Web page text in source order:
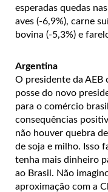
esperadas quedas
aves (-6,9%), carne
bovina (-5,3%) e
Argentina
O presidente da AEB
posse do novo
para o comércio
consequências
não houver quebra
de soja e milho. Isso
tenha mais dinheiro
ao Brasil. Não
aproximação com a